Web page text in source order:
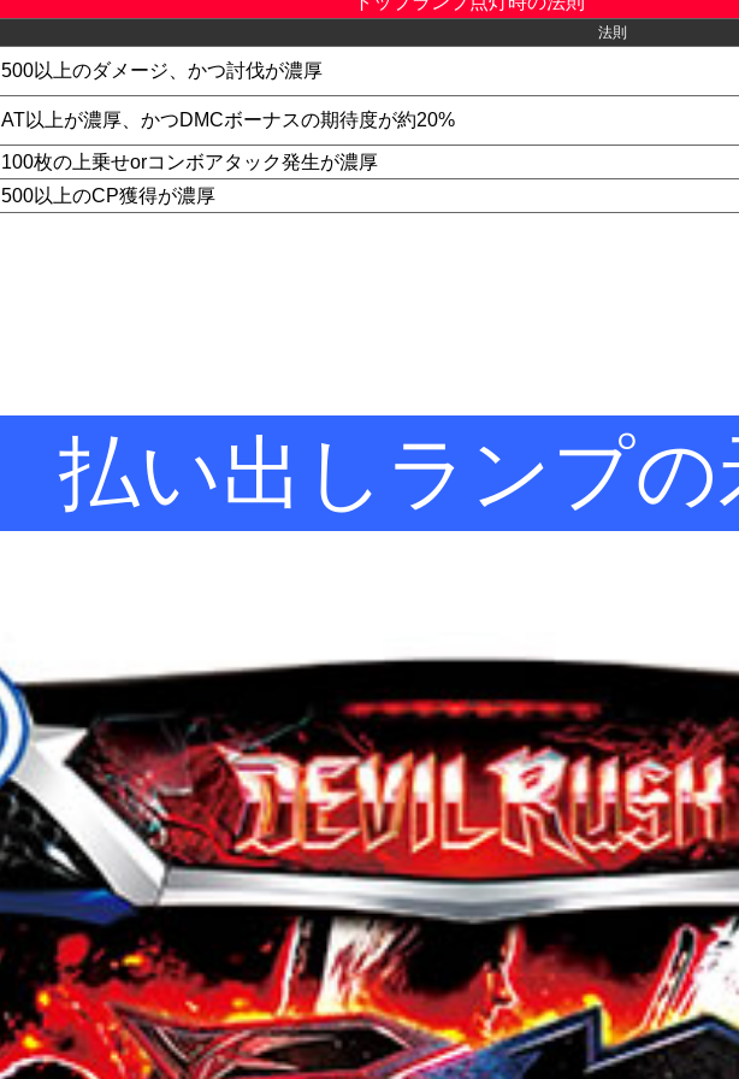
法則
500以上のダメージ、かつ討伐が濃厚
AT以上が濃厚、かつDMCボーナスの期待度が約20%
100枚の上乗せorコンボアタック発生が濃厚
500以上のCP獲得が濃厚
払い出しランプの